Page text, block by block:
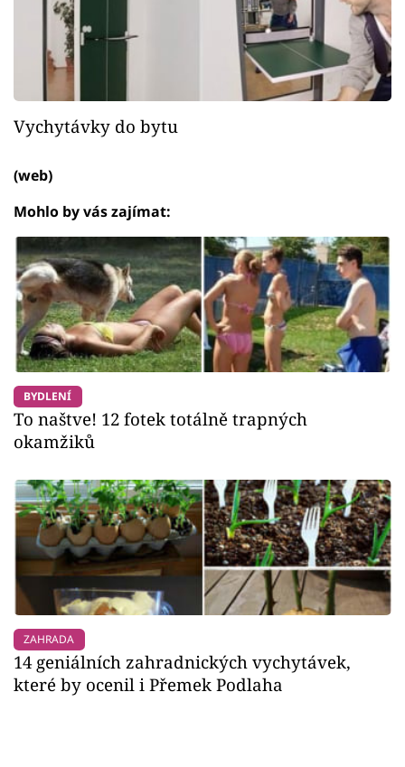
Vychytávky do bytu
(web)
Mohlo by vás zajímat:
BYDLENÍ
To naštve! 12 fotek totálně trapných
okamžiků
ZAHRADA
14 geniálních zahradnických vychytávek,
které by ocenil i Přemek Podlaha